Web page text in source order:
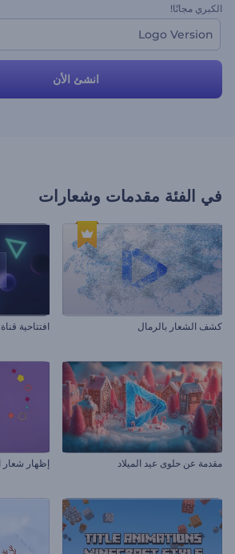
الكبري مجانًا!
Logo Version
انشئ الأن
في الفئة مقدمات وشعارات
كشف الشعار بالرمال افتتاحية
مقدمة عن حلوى عيد الميلاد إظهار شعار